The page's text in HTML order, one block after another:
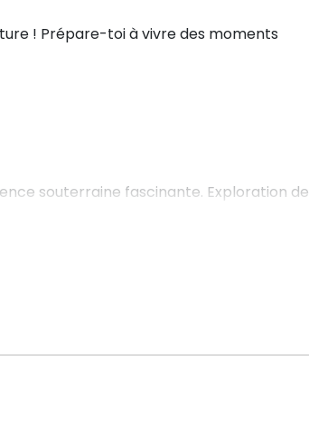
! Prépare-toi à vivre des moments
souterraine fascinante. Exploration de